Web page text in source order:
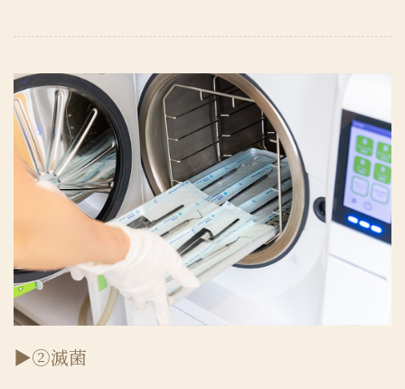
▶②滅菌